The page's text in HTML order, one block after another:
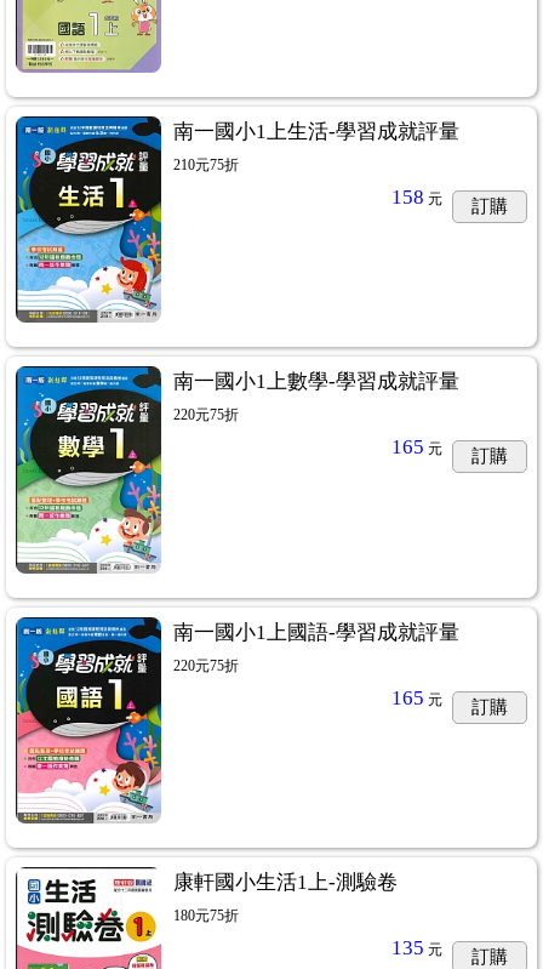
先修...24
南一國小1上生活-學習成就評量
210元75折
158 元 訂購
南一國小1上數學-學習成就評量
220元75折
165 元 訂購
南一國小1上國語-學習成就評量
220元75折
165 元 訂購
康軒國小生活1上-測驗卷
180元75折
135 元 訂購